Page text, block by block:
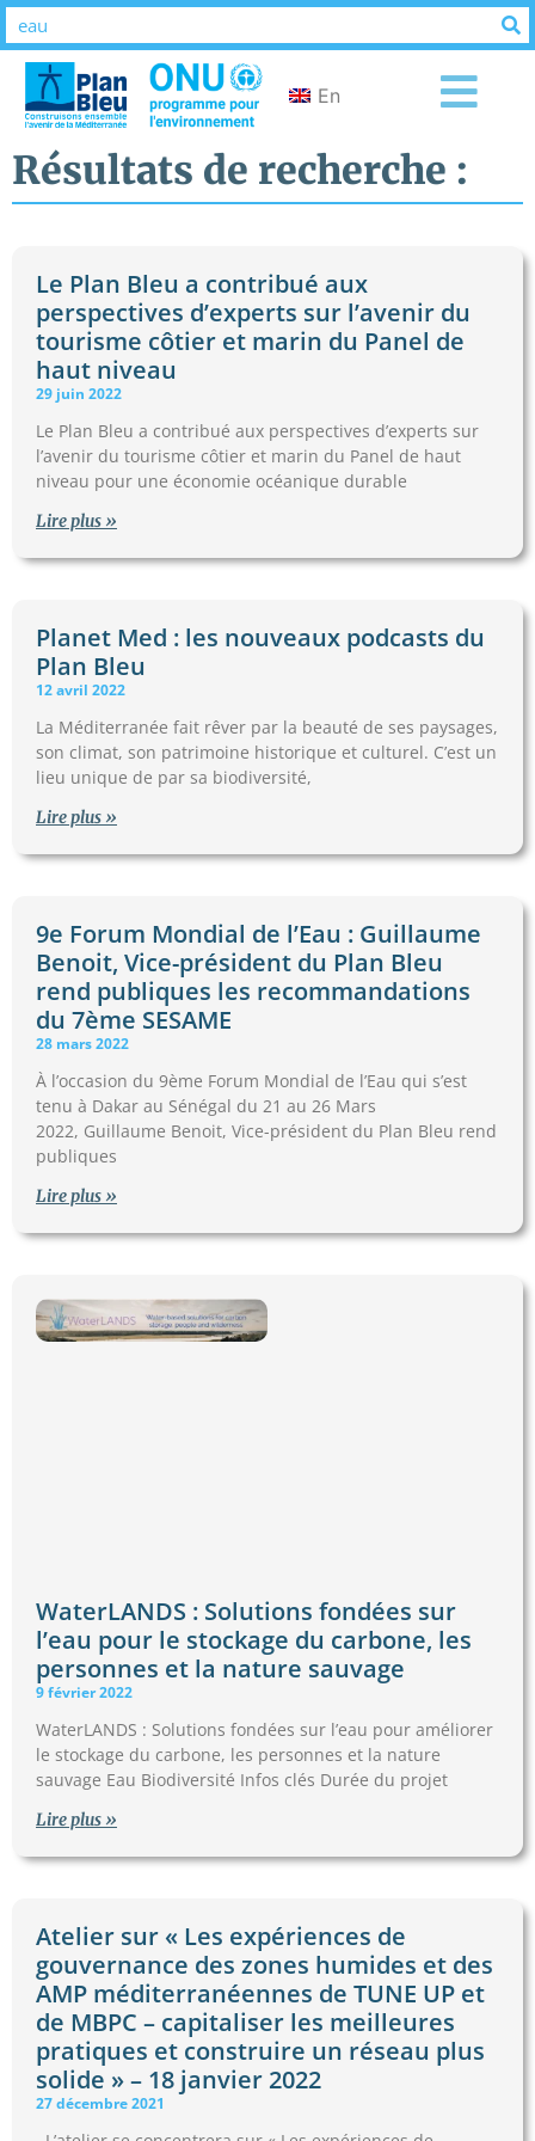
En
Résultats de recherche :
Le Plan Bleu a contribué aux
perspectives d’experts sur l’avenir du
tourisme côtier et marin du Panel de
haut niveau
29 juin 2022
Le Plan Bleu a contribué aux perspectives d’experts sur
l’avenir du tourisme côtier et marin du Panel de haut
niveau pour une économie océanique durable
Lire plus »
Planet Med : les nouveaux podcasts du
Plan Bleu
12 avril 2022
La Méditerranée fait rêver par la beauté de ses paysages,
son climat, son patrimoine historique et culturel. C’est un
lieu unique de par sa biodiversité,
Lire plus »
9e Forum Mondial de l’Eau : Guillaume
Benoit, Vice-président du Plan Bleu
rend publiques les recommandations
du 7ème SESAME
28 mars 2022
À l’occasion du 9ème Forum Mondial de l’Eau qui s’est
tenu à Dakar au Sénégal du 21 au 26 Mars
2022, Guillaume Benoit, Vice-président du Plan Bleu rend
publiques
Lire plus »
WaterLANDS : Solutions fondées sur
l’eau pour le stockage du carbone, les
personnes et la nature sauvage
9 février 2022
WaterLANDS : Solutions fondées sur l’eau pour améliorer
le stockage du carbone, les personnes et la nature
sauvage Eau Biodiversité Infos clés Durée du projet
Lire plus »
Atelier sur « Les expériences de
gouvernance des zones humides et des
AMP méditerranéennes de TUNE UP et
de MBPC – capitaliser les meilleures
pratiques et construire un réseau plus
solide » – 18 janvier 2022
27 décembre 2021